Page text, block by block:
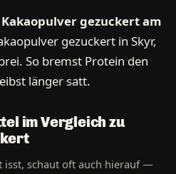
gezuckert am
gezuckert in Skyr,
So bremst Protein den
länger satt.
im Vergleich zu
isst, schaut oft auch hierauf —